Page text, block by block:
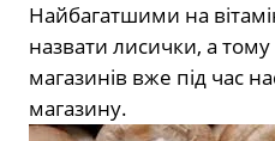
Найбагатшими на
назвати лисички, а
магазинів вже під час
магазину.